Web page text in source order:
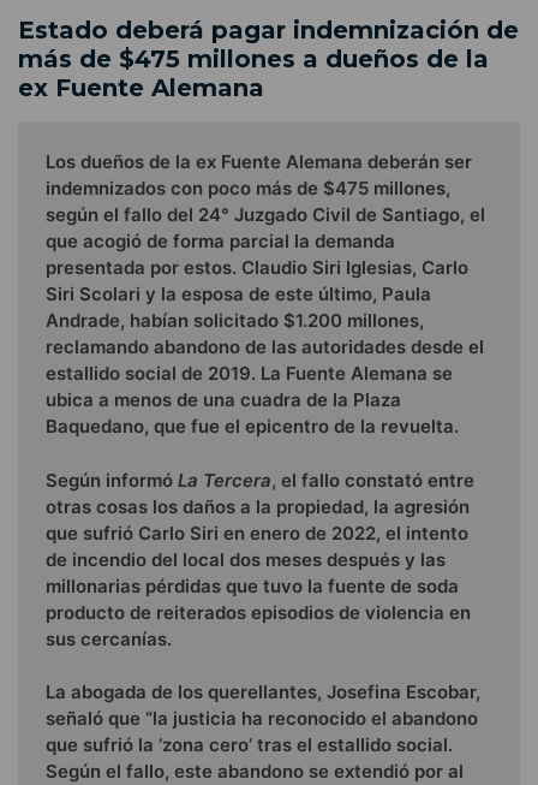
Estado deberá pagar indemnización de
más de $475 millones a dueños de la
ex Fuente Alemana
Los dueños de la ex Fuente Alemana deberán ser
indemnizados con poco más de $475 millones,
según el fallo del 24° Juzgado Civil de Santiago, el
que acogió de forma parcial la demanda
presentada por estos. Claudio Siri Iglesias, Carlo
Siri Scolari y la esposa de este último, Paula
Andrade, habían solicitado $1.200 millones,
reclamando abandono de las autoridades desde el
estallido social de 2019. La Fuente Alemana se
ubica a menos de una cuadra de la Plaza
Baquedano, que fue el epicentro de la revuelta.
Según informó La Tercera, el fallo constató entre
otras cosas los daños a la propiedad, la agresión
que sufrió Carlo Siri en enero de 2022, el intento
de incendio del local dos meses después y las
millonarias pérdidas que tuvo la fuente de soda
producto de reiterados episodios de violencia en
sus cercanías.
La abogada de los querellantes, Josefina Escobar,
señaló que “la justicia ha reconocido el abandono
que sufrió la ‘zona cero’ tras el estallido social.
Según el fallo, este abandono se extendió por al